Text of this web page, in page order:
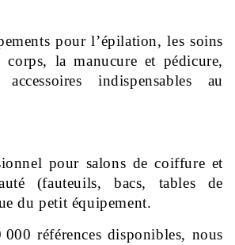
pour l’épilation, les soins
la manucure et pédicure,
indispensables au
pour salons de coiffure et
(fauteuils, bacs, tables de
du petit équipement.
000 références disponibles, nous